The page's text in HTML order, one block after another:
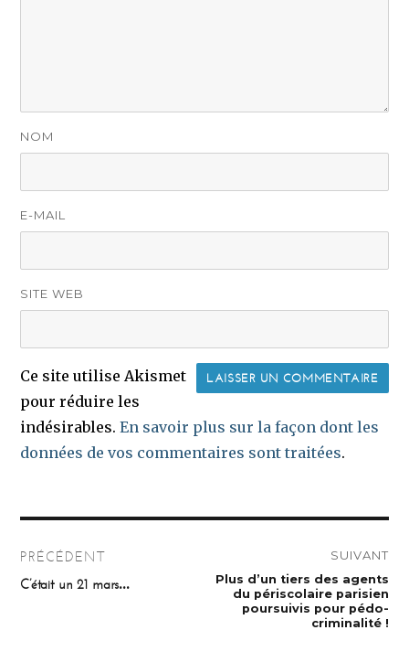
NOM
E-MAIL
SITE WEB
Ce site utilise Akismet
pour réduire les
indésirables.En savoir plus sur la façon dont les
données de vos commentaires sont traitées.
de
PRÉCÉDENT
Publication
C’était un 21 mars…
SUIVANT
Publication
suivante :
Plus d’un tiers des agents
du périscolaire parisien
poursuivis pour pédo-
criminalité !